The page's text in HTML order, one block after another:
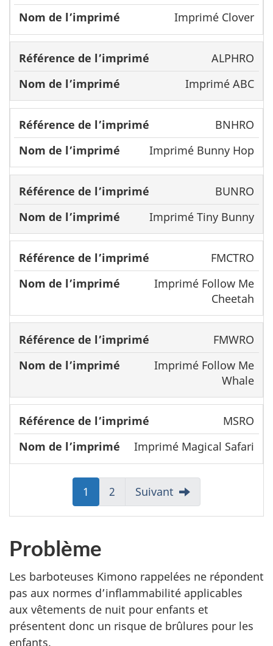
Imprimé Clover
ALPHRO
Imprimé ABC
BNHRO
Imprimé Bunny Hop
BUNRO
Imprimé Tiny Bunny
FMCTRO
Imprimé Follow Me
Cheetah
FMWRO
Imprimé Follow Me
Whale
MSRO
Imprimé Magical Safari
Aller
à:
1
Aller
à:
2 Suivant
Problème
Les barboteuses Kimono rappelées ne répondent
pas aux normes d’inflammabilité applicables
aux vêtements de nuit pour enfants et
présentent donc un risque de brûlures pour les
enfants.